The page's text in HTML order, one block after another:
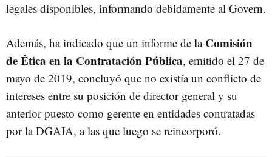
legales disponibles, informando debidamente al Govern.
Además, ha indicado que un informe de la Comisión
de Ética en la Contratación Pública, emitido el 27 de
mayo de 2019, concluyó que no existía un conflicto de
intereses entre su posición de director general y su
anterior puesto como gerente en entidades contratadas
por la DGAIA, a las que luego se reincorporó.